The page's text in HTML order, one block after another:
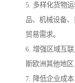
5. 多样化货物
品、机械设备
贸易需求。
6. 增强区域互
斯欧洲其他地区
7. 降低企业成